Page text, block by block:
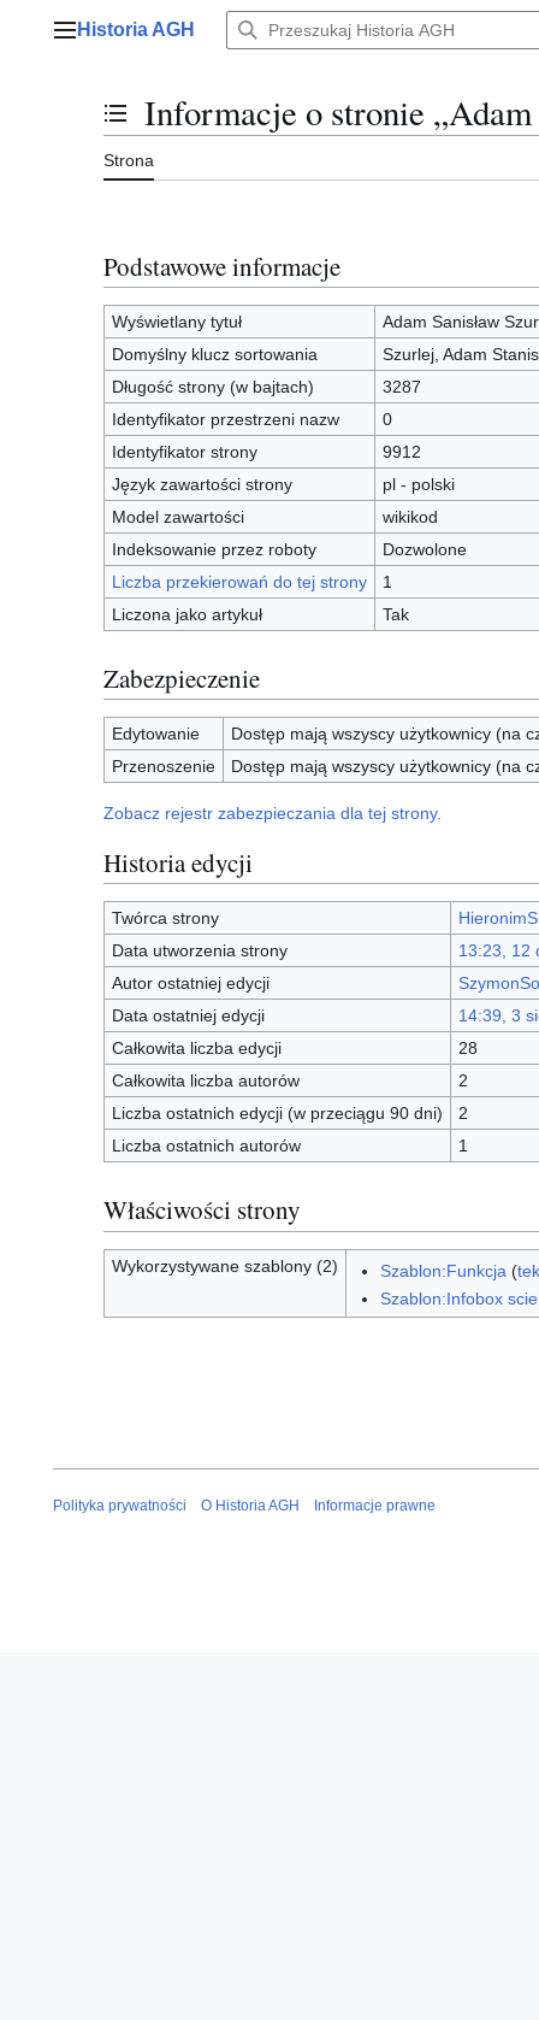
Menu główne
Historia AGH
Przełącz stan spisu treści
Informacje o stronie „Adam
Strona
Podstawowe informacje
Wyświetlany tytuł
Adam Sanisław
Domyślny klucz sortowania
Szurlej, Adam
Długość strony (w bajtach)
3287
Identyfikator przestrzeni nazw
0
Identyfikator strony
9912
Język zawartości strony
pl - polski
Model zawartości
wikikod
Indeksowanie przez roboty
Dozwolone
Liczba przekierowań do tej strony
1
Liczona jako artykuł
Tak
Zabezpieczenie
Edytowanie
Dostęp mają wszyscy użytkownicy (na
Przenoszenie
Dostęp mają wszyscy użytkownicy (na
Zobacz rejestr zabezpieczania dla tej strony.
Historia edycji
Twórca strony
Data utworzenia strony
13:23, 12
Autor ostatniej edycji
Data ostatniej edycji
14:39, 3
Całkowita liczba edycji
28
Całkowita liczba autorów
2
Liczba ostatnich edycji (w przeciągu 90 dni)
2
Liczba ostatnich autorów
1
Właściwości strony
Wykorzystywane szablony (2) Szablon:Funkcja (
Szablon:Infobox
Polityka prywatności O Historia AGH Informacje prawne